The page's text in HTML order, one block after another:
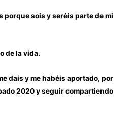
porque sois y seréis parte de mi
de la vida.
dais y me habéis aportado, por
2020 y seguir compartiendo